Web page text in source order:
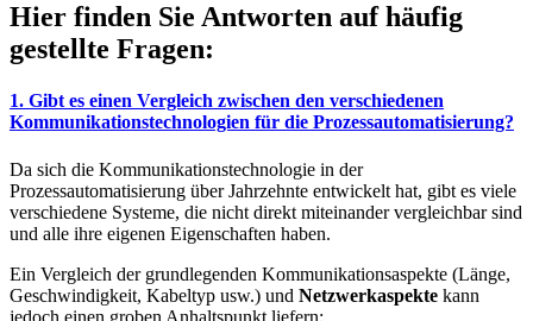
Hier finden Sie Antworten auf häufig
gestellte Fragen:
1. Gibt es einen Vergleich zwischen den verschiedenen
Kommunikationstechnologien für die Prozessautomatisierung?
Da sich die Kommunikationstechnologie in der
Prozessautomatisierung über Jahrzehnte entwickelt hat, gibt es viele
verschiedene Systeme, die nicht direkt miteinander vergleichbar sind
und alle ihre eigenen Eigenschaften haben.
Ein Vergleich der grundlegenden Kommunikationsaspekte (Länge,
Geschwindigkeit, Kabeltyp usw.) und Netzwerkaspekte kann
jedoch einen groben Anhaltspunkt liefern: